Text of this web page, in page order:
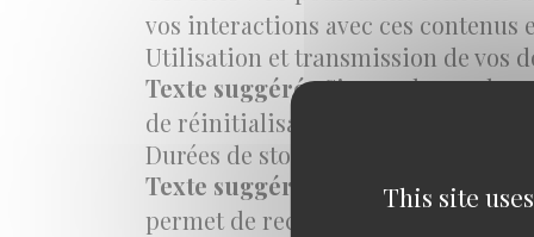
This site
vos interactions avec ces contenus
Utilisation et transmission de vos
Texte suggéré :Si vous demandez
de réinitialisation.
Durées de stockage de vos données
Texte suggéré :
Si vous laissez
permet de reconnaître et